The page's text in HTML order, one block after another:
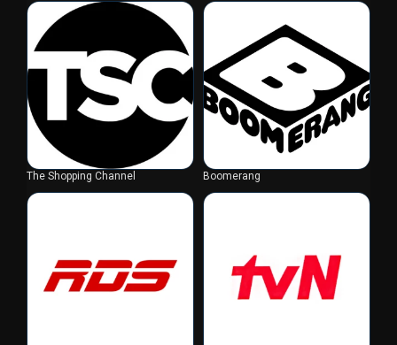
The Shopping Channel Boomerang